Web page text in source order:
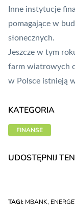
Inne instytucje
pomagające w
słonecznych.
Jeszcze w tym
farm wiatrowych
w Polsce istnieją
KATEGORIA
FINANSE
UDOSTĘPNIJ
TAGI: MBANK,